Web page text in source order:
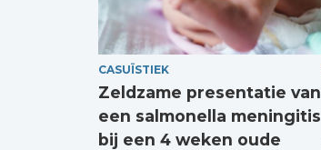
CASUÏSTIEK
Zeldzame presentatie van
een salmonella meningitis
bij een 4 weken oude